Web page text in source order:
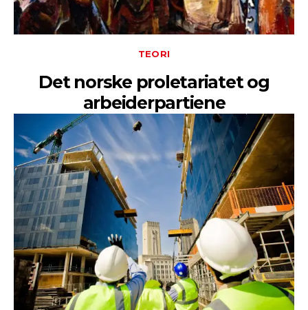
TEORI
Det norske proletariatet og
arbeiderpartiene